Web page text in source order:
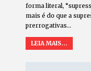
forma literal,
mais é do que a
prerrogativas…
LEIA MAIS...